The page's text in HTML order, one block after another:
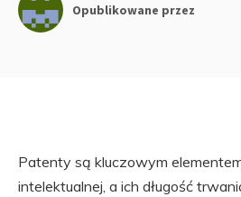
Opublikowane przez
Patenty są kluczowym
intelektualnej, a ich długość